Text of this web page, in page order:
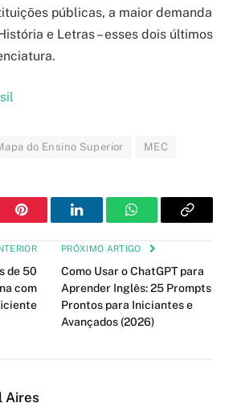
públicas, a maior demanda
e Letras – esses dois últimos
do Ensino Superior MEC
Pinterest LinkedInWhatsAppCopy
de 50
com
PRÓXIMO ARTIGO
Como Usar o ChatGPT para
Aprender Inglês: 25 Prompts
Prontos para Iniciantes e
Avançados (2026)
Aires